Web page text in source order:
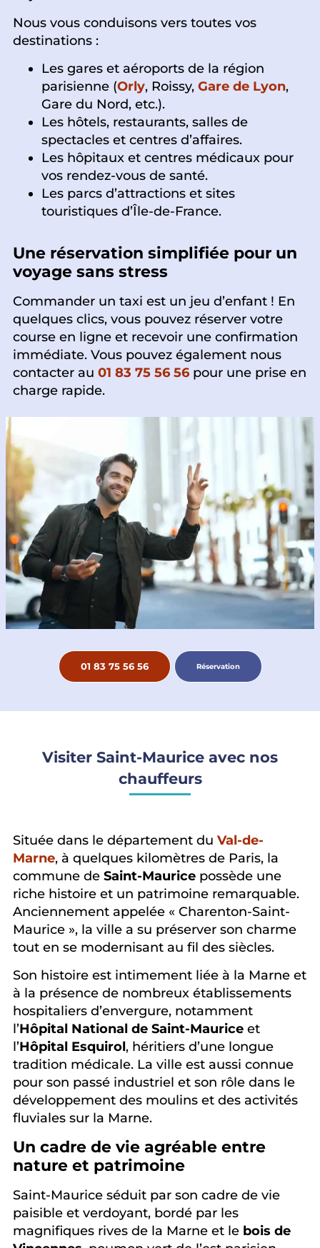
01 83 75 56 56 Réservation
Nous vous conduisons vers toutes vos
destinations :
Les gares et aéroports de la région
parisienne (Orly, Roissy, Gare de Lyon,
Gare du Nord, etc.).
Les hôtels, restaurants, salles de
spectacles et centres d’affaires.
Les hôpitaux et centres médicaux pour
vos rendez-vous de santé.
Les parcs d’attractions et sites
touristiques d’Île-de-France.
Une réservation simplifiée pour un
voyage sans stress
Commander un taxi est un jeu d’enfant ! En
quelques clics, vous pouvez réserver votre
course en ligne et recevoir une confirmation
immédiate. Vous pouvez également nous
contacter au 01 83 75 56 56 pour une prise en
charge rapide.
Visiter Saint-Maurice avec nos
chauffeurs
Située dans le département du Val-de-
Marne, à quelques kilomètres de Paris, la
commune de Saint-Maurice possède une
riche histoire et un patrimoine remarquable.
Anciennement appelée « Charenton-Saint-
Maurice », la ville a su préserver son charme
tout en se modernisant au fil des siècles.
Son histoire est intimement liée à la Marne et
à la présence de nombreux établissements
hospitaliers d’envergure, notamment
l’Hôpital National de Saint-Maurice et
l’Hôpital Esquirol, héritiers d’une longue
tradition médicale. La ville est aussi connue
pour son passé industriel et son rôle dans le
développement des moulins et des activités
fluviales sur la Marne.
Un cadre de vie agréable entre
nature et patrimoine
Saint-Maurice séduit par son cadre de vie
paisible et verdoyant, bordé par les
magnifiques rives de la Marne et le bois de